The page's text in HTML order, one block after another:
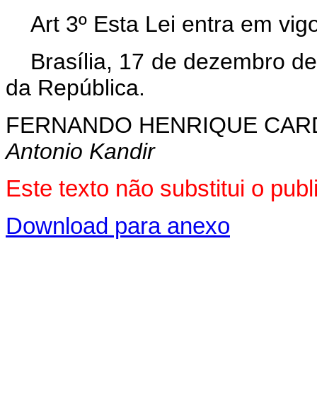
Art 3º Esta Lei entra em
Brasília, 17 de dezembro
da República.
FERNANDO HENRIQUE
Antonio Kandir
Este texto não substitui o
Download para anexo